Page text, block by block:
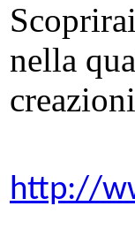
nella
http://